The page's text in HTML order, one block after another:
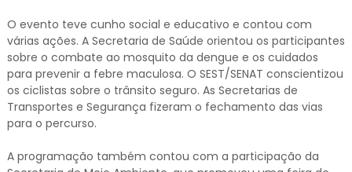
O evento teve cunho social e educativo e contou com
várias ações. A Secretaria de Saúde orientou os participantes
sobre o combate ao mosquito da dengue e os cuidados
para prevenir a febre maculosa. O SEST/SENAT conscientizou
os ciclistas sobre o trânsito seguro. As Secretarias de
Transportes e Segurança fizeram o fechamento das vias
para o percurso.
A programação também contou com a participação da